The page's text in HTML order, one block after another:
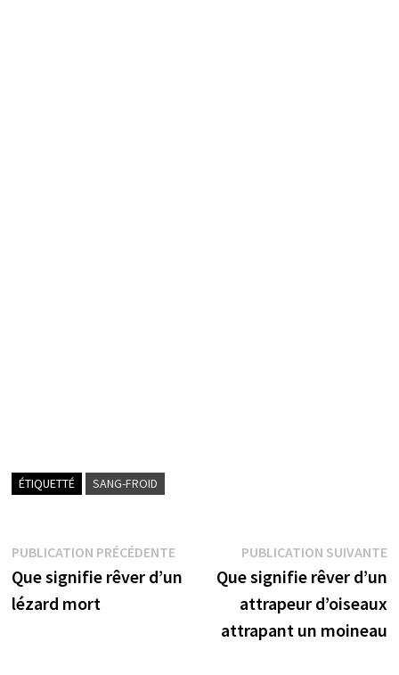
ÉTIQUETTÉ SANG-FROID
Navigation
de
PUBLICATION PRÉCÉDENTEPublication
précédente :
Que signifie rêver d’un
lézard mort
PUBLICATION SUIVANTE
Que signifie rêver d’un
attrapeur d’oiseaux
attrapant un moineau